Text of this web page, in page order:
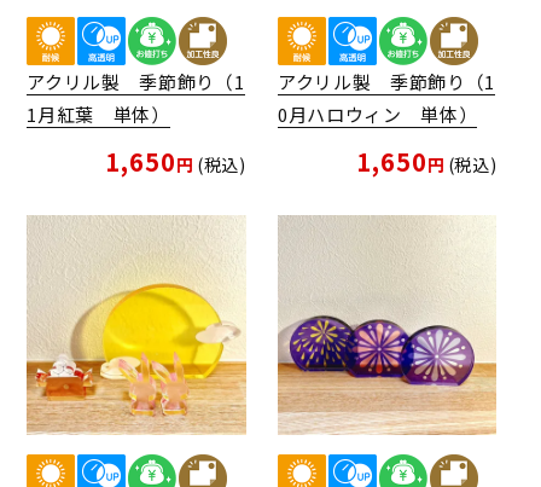
アクリル製 季節飾り（1
1月紅葉 単体）
1,650 税込
アクリル製 季節飾り（1
0月ハロウィン 単体）
1,650 税込